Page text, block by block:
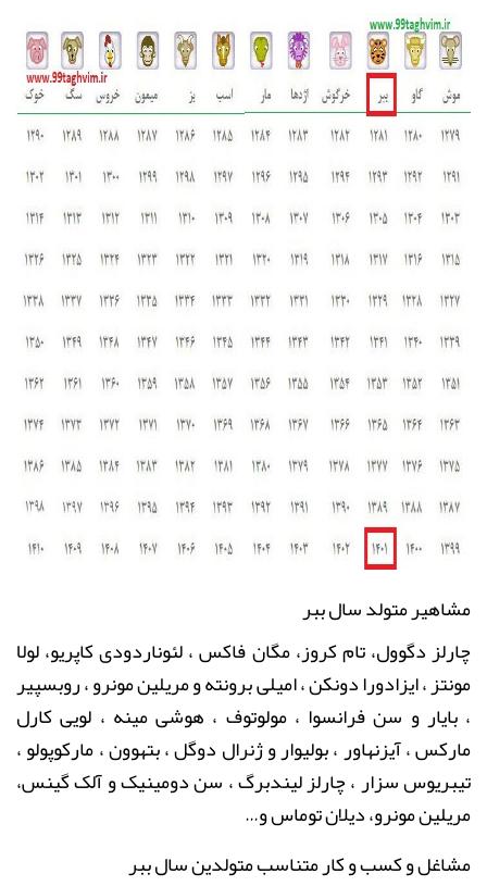
مشاهیر متولد سال ببر
چارلز دگوول، تام کروز، مگان فاکس ، لئوناردودی کاپریو،لولا
مونتز ، ایزادورا دونکن ، امیلی برونته و مریلین مونرو ، روبسپیر
، بایار و سن فرانسوا ، مولوتوف ، هوشی مینه ، لویی کارل
مارکس ، آیزنهاور ، بولیوار و ژنرال دوگل ، بتهوون ، مارکوپولو ،
تیبریوس سزار ، چارلز لیندبرگ ، سن دومینیک و آلک گینس،
مریلین مونرو، دیلان توماس و…
مشاغل و کسب و کار متناسب متولدین سال ببر